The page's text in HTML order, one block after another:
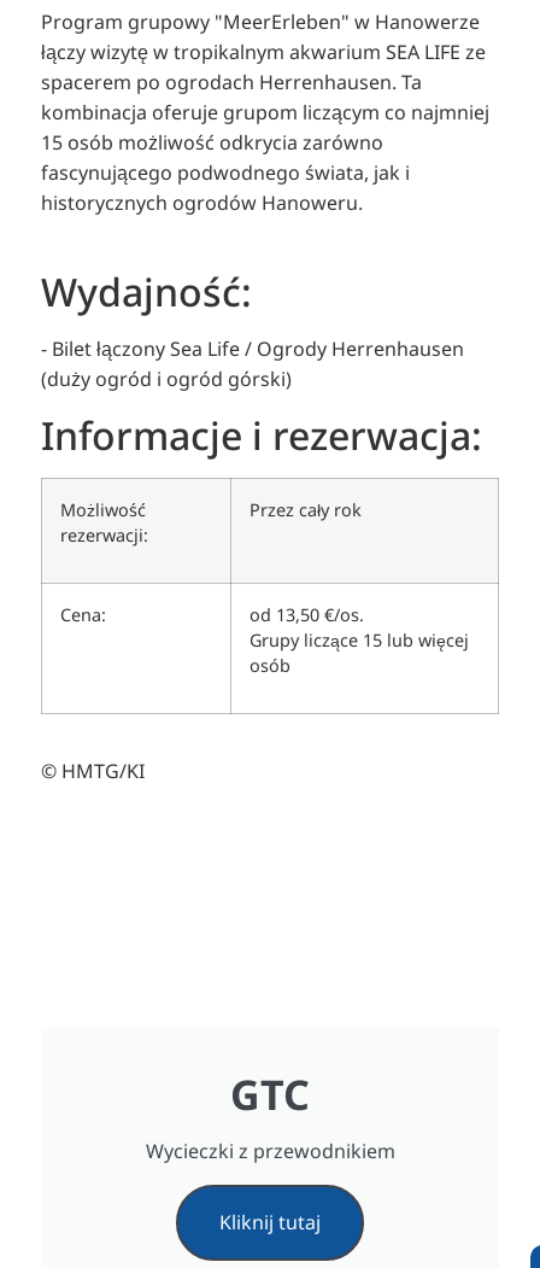
Program grupowy "MeerErleben" w Hanowerze
łączy wizytę w tropikalnym akwarium SEA LIFE ze
spacerem po ogrodach Herrenhausen. Ta
kombinacja oferuje grupom liczącym co najmniej
15 osób możliwość odkrycia zarówno
fascynującego podwodnego świata, jak i
historycznych ogrodów Hanoweru.
Wydajność:
- Bilet łączony Sea Life / Ogrody Herrenhausen
(duży ogród i ogród górski)
Informacje i rezerwacja:
Możliwość
rezerwacji:
Przez cały rok
Cena:
od 13,50 €/os.
Grupy liczące 15 lub więcej
osób
© HMTG/KI
GTC
Wycieczki z przewodnikiem
Kliknij tutaj